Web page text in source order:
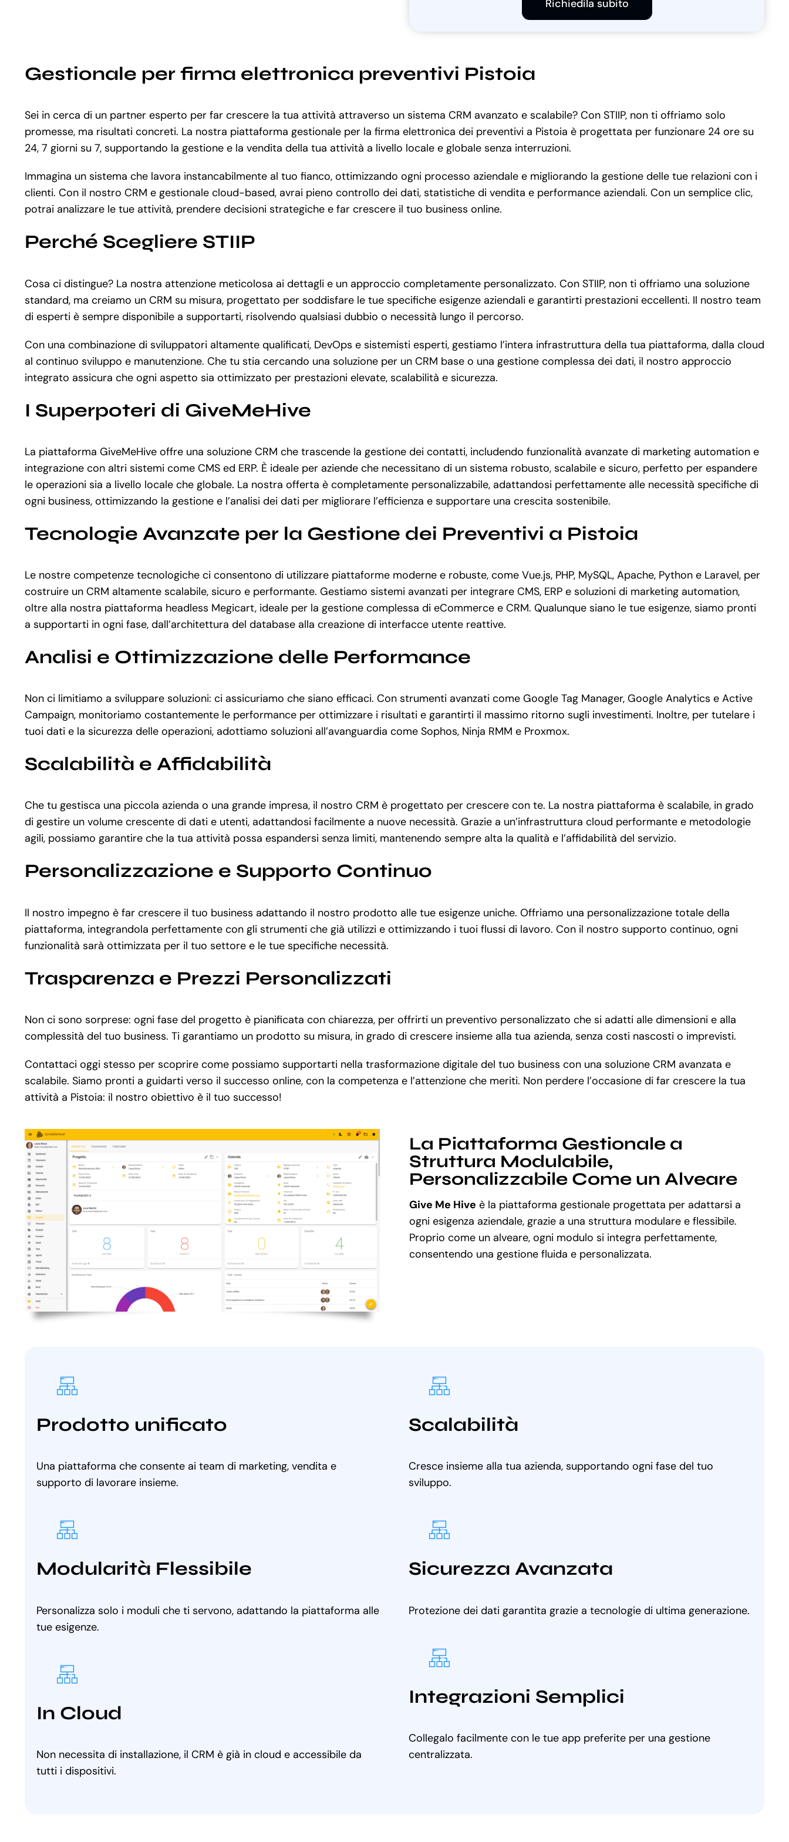
Richiedila subito
Gestionale per firma elettronica preventivi Pistoia
Sei in cerca di un partner esperto per far crescere la tua attività attraverso un sistema CRM avanzato e scalabile? Con STIIP, non ti offriamo solo
promesse, ma risultati concreti. La nostra piattaforma gestionale per la firma elettronica dei preventivi a Pistoia è progettata per funzionare 24 ore su
24, 7 giorni su 7, supportando la gestione e la vendita della tua attività a livello locale e globale senza interruzioni.
Immagina un sistema che lavora instancabilmente al tuo fianco, ottimizzando ogni processo aziendale e migliorando la gestione delle tue relazioni con i
clienti. Con il nostro CRM e gestionale cloud-based, avrai pieno controllo dei dati, statistiche di vendita e performance aziendali. Con un semplice clic,
potrai analizzare le tue attività, prendere decisioni strategiche e far crescere il tuo business online.
Perché Scegliere STIIP
Cosa ci distingue? La nostra attenzione meticolosa ai dettagli e un approccio completamente personalizzato. Con STIIP, non ti offriamo una soluzione
standard, ma creiamo un CRM su misura, progettato per soddisfare le tue specifiche esigenze aziendali e garantirti prestazioni eccellenti. Il nostro team
di esperti è sempre disponibile a supportarti, risolvendo qualsiasi dubbio o necessità lungo il percorso.
Con una combinazione di sviluppatori altamente qualificati, DevOps e sistemisti esperti, gestiamo l’intera infrastruttura della tua piattaforma, dalla cloud
al continuo sviluppo e manutenzione. Che tu stia cercando una soluzione per un CRM base o una gestione complessa dei dati, il nostro approccio
integrato assicura che ogni aspetto sia ottimizzato per prestazioni elevate, scalabilità e sicurezza.
I Superpoteri di GiveMeHive
La piattaforma GiveMeHive offre una soluzione CRM che trascende la gestione dei contatti, includendo funzionalità avanzate di marketing automation e
integrazione con altri sistemi come CMS ed ERP. È ideale per aziende che necessitano di un sistema robusto, scalabile e sicuro, perfetto per espandere
le operazioni sia a livello locale che globale. La nostra offerta è completamente personalizzabile, adattandosi perfettamente alle necessità specifiche di
ogni business, ottimizzando la gestione e l’analisi dei dati per migliorare l’efficienza e supportare una crescita sostenibile.
Tecnologie Avanzate per la Gestione dei Preventivi a Pistoia
Le nostre competenze tecnologiche ci consentono di utilizzare piattaforme moderne e robuste, come Vue.js, PHP, MySQL, Apache, Python e Laravel, per
costruire un CRM altamente scalabile, sicuro e performante. Gestiamo sistemi avanzati per integrare CMS, ERP e soluzioni di marketing automation,
oltre alla nostra piattaforma headless Megicart, ideale per la gestione complessa di eCommerce e CRM. Qualunque siano le tue esigenze, siamo pronti
a supportarti in ogni fase, dall’architettura del database alla creazione di interfacce utente reattive.
Analisi e Ottimizzazione delle Performance
Non ci limitiamo a sviluppare soluzioni: ci assicuriamo che siano efficaci. Con strumenti avanzati come Google Tag Manager, Google Analytics e Active
Campaign, monitoriamo costantemente le performance per ottimizzare i risultati e garantirti il massimo ritorno sugli investimenti. Inoltre, per tutelare i
tuoi dati e la sicurezza delle operazioni, adottiamo soluzioni all’avanguardia come Sophos, Ninja RMM e Proxmox.
Scalabilità e Affidabilità
Che tu gestisca una piccola azienda o una grande impresa, il nostro CRM è progettato per crescere con te. La nostra piattaforma è scalabile, in grado
di gestire un volume crescente di dati e utenti, adattandosi facilmente a nuove necessità. Grazie a un’infrastruttura cloud performante e metodologie
agili, possiamo garantire che la tua attività possa espandersi senza limiti, mantenendo sempre alta la qualità e l’affidabilità del servizio.
Personalizzazione e Supporto Continuo
Il nostro impegno è far crescere il tuo business adattando il nostro prodotto alle tue esigenze uniche. Offriamo una personalizzazione totale della
piattaforma, integrandola perfettamente con gli strumenti che già utilizzi e ottimizzando i tuoi flussi di lavoro. Con il nostro supporto continuo, ogni
funzionalità sarà ottimizzata per il tuo settore e le tue specifiche necessità.
Trasparenza e Prezzi Personalizzati
Non ci sono sorprese: ogni fase del progetto è pianificata con chiarezza, per offrirti un preventivo personalizzato che si adatti alle dimensioni e alla
complessità del tuo business. Ti garantiamo un prodotto su misura, in grado di crescere insieme alla tua azienda, senza costi nascosti o imprevisti.
Contattaci oggi stesso per scoprire come possiamo supportarti nella trasformazione digitale del tuo business con una soluzione CRM avanzata e
scalabile. Siamo pronti a guidarti verso il successo online, con la competenza e l’attenzione che meriti. Non perdere l’occasione di far crescere la tua
attività a Pistoia: il nostro obiettivo è il tuo successo!
La Piattaforma Gestionale a
Struttura Modulabile,
Personalizzabile Come un Alveare
Give Me Hive è la piattaforma gestionale progettata per adattarsi a
ogni esigenza aziendale, grazie a una struttura modulare e flessibile.
Proprio come un alveare, ogni modulo si integra perfettamente,
consentendo una gestione fluida e personalizzata.
Prodotto unificato
Una piattaforma che consente ai team di marketing, vendita e
supporto di lavorare insieme.
Modularità Flessibile
Personalizza solo i moduli che ti servono, adattando la piattaforma alle
tue esigenze.
In Cloud
Non necessita di installazione, il CRM è già in cloud e accessibile da
tutti i dispositivi.
Scalabilità
Cresce insieme alla tua azienda, supportando ogni fase del tuo
sviluppo.
Sicurezza Avanzata
Protezione dei dati garantita grazie a tecnologie di ultima generazione.
Integrazioni Semplici
Collegalo facilmente con le tue app preferite per una gestione
centralizzata.